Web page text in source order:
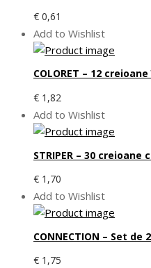
€ 0,61
Add to Wishlist
COLORET – 12
€ 1,82
Add to Wishlist
STRIPER – 30 creioane
€ 1,70
Add to Wishlist
CONNECTION – Set
€ 1,75